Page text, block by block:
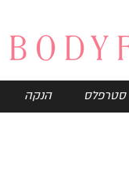
סטרפלס הנקה